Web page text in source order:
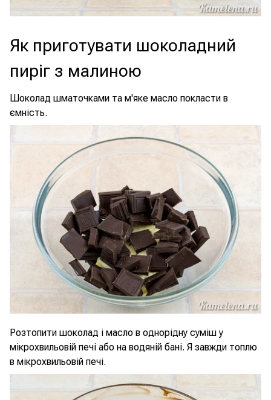
Як приготувати шоколадний
пиріг з малиною
Шоколад шматочками та м'яке масло покласти в
ємність.
Розтопити шоколад і масло в однорідну суміш у
мікрохвильовій печі або на водяній бані. Я завжди топлю
в мікрохвильовій печі.